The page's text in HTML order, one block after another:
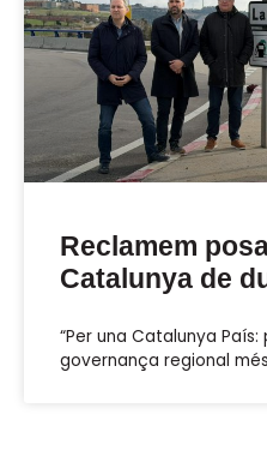
Reclamem
Catalunya de
“Per una Catalunya
governança regional